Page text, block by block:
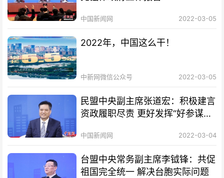
中国新闻网 2022-03-05
2022年，中国这么干！
中新网微信公众号 2022-03-05
民盟中央副主席张道宏：积极建言
资政履职尽责 更好发挥“好参谋、
中国新闻网 2022-03-04
台盟中央常务副主席李钺锋：共促
祖国完全统一 解决台胞实际问题